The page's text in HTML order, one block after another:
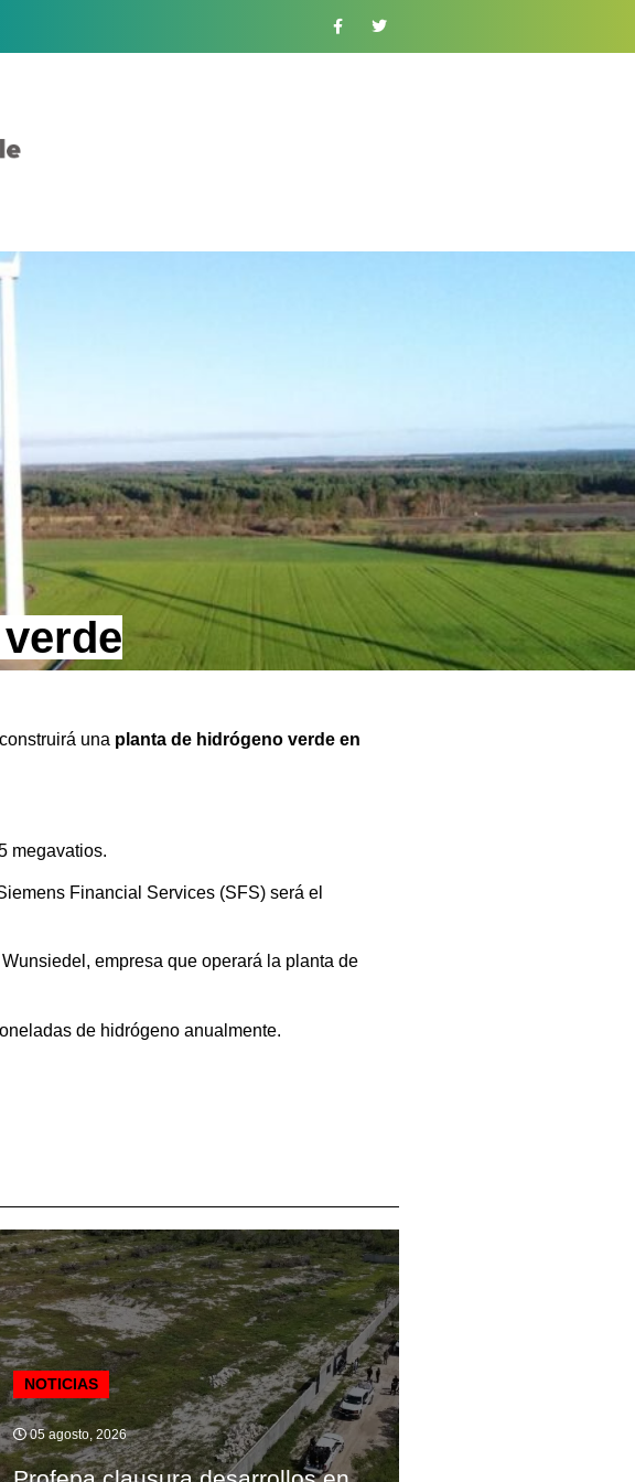
una planta de hidrógeno verde en
megavatios.
Financial Services (SFS) será el
empresa que operará la planta de
de hidrógeno anualmente.
NOTICIAS
05 agosto, 2026